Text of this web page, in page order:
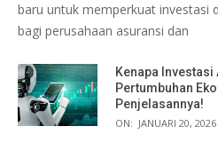
baru untuk memperkuat investasi
bagi perusahaan asuransi dan
Kenapa
Pertumbuhan
Penjelasannya!
ON: JANUARI 20, 2026